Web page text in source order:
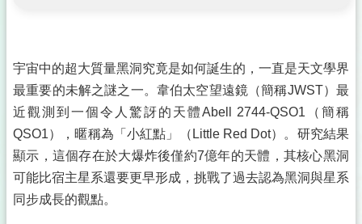
宇宙中的超大質量黑洞究竟是如何誕生的，一直是天文學界
最重要的未解之謎之一。韋伯太空望遠鏡（簡稱JWST）最
近觀測到一個令人驚訝的天體Abell 2744-QSO1（簡稱
QSO1），暱稱為「小紅點」（Little Red Dot）。研究結果
顯示，這個存在於大爆炸後僅約7億年的天體，其核心黑洞
可能比宿主星系還要更早形成，挑戰了過去認為黑洞與星系
同步成長的觀點。